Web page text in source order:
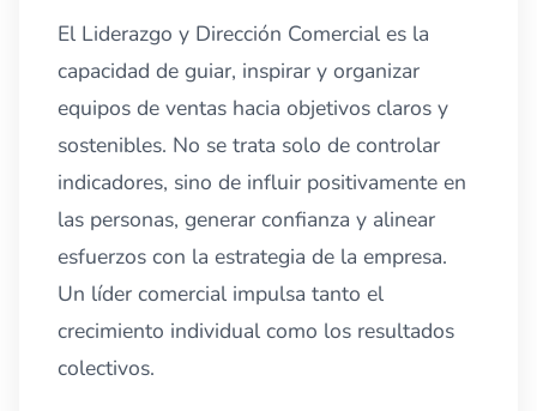
El Liderazgo y Dirección Comercial es la
capacidad de guiar, inspirar y organizar
equipos de ventas hacia objetivos claros y
sostenibles. No se trata solo de controlar
indicadores, sino de influir positivamente en
las personas, generar confianza y alinear
esfuerzos con la estrategia de la empresa.
Un líder comercial impulsa tanto el
crecimiento individual como los resultados
colectivos.